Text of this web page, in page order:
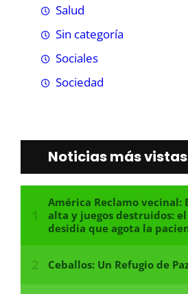
Salud
Sin categoría
Sociales
Sociedad
Noticias más vistas